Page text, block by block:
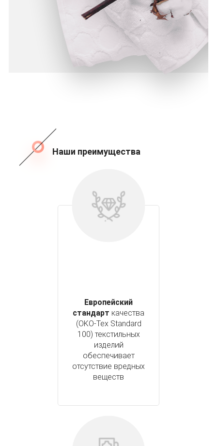
Наши преимущества
Европейский
стандарт качества
(OKO-Tex Standard
100) текстильных
изделий
обеспечивает
отсутствие вредных
веществ